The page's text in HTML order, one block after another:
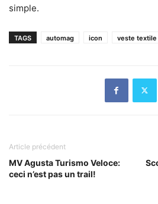
simple.
TAGS automag icon veste textile
Article précédent
MV Agusta Turismo Veloce:
ceci n’est pas un trail!